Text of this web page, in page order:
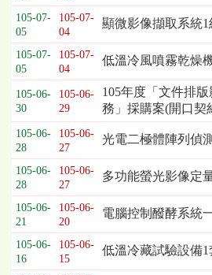
告
事
項
105-07-
05
105-07-
04
顯微影像擷取系統1
105-07-
05
105-07-
04
低溫冷風噴霧乾燥
105-06-
30
105-06-
29
105年度「文件排
務」採購案(開口契
105-06-
28
105-06-
27
光電二極體陣列偵
105-06-
28
105-06-
27
多功能螢光影像定
105-06-
21
105-06-
20
電腦控制醱酵系統
105-06-
16
105-06-
15
低溫冷藏試驗設備1